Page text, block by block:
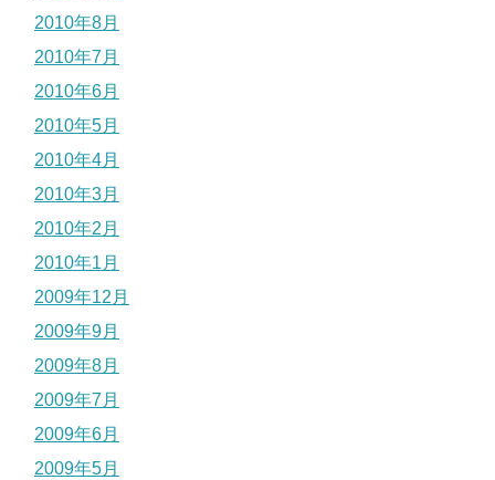
2010年8月
2010年7月
2010年6月
2010年5月
2010年4月
2010年3月
2010年2月
2010年1月
2009年12月
2009年9月
2009年8月
2009年7月
2009年6月
2009年5月